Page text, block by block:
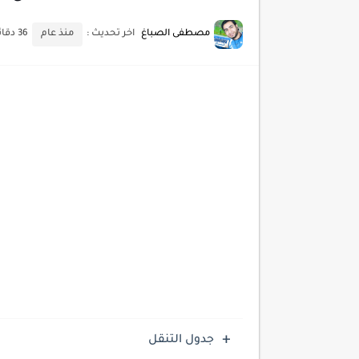
مصطفى الصباغ اخر تحديث : منذ عام 36 دقائق للقراءة
جدول التنقل